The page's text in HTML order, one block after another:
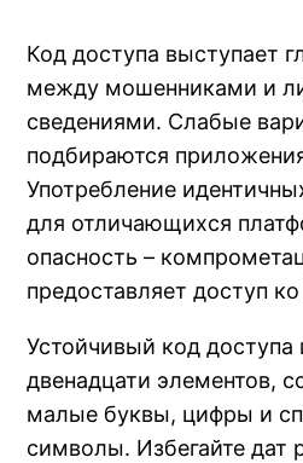
Код доступа выступает
между мошенниками и
сведениями. Слабые
подбираются
Употребление
для отличающихся
опасность –
предоставляет доступ
Устойчивый код
двенадцати элементов,
малые буквы, цифры и
символы. Избегайте дат